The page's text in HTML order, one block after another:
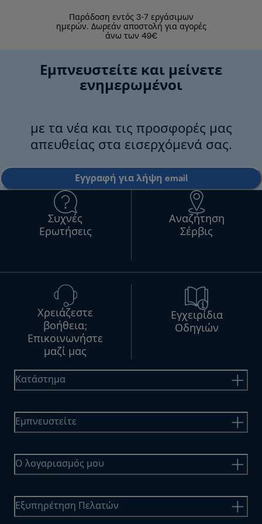
Παράδοση εντός 3-7 εργάσιμων
ημερών. Δωρεάν αποστολή για αγορές
άνω των 49€
Εμπνευστείτε και μείνετε
ενημερωμένοι
με τα νέα και τις προσφορές μας
απευθείας στα εισερχόμενά σας.
Εγγραφή για λήψη email
Συχνές
Ερωτήσεις
Αναζήτηση
Σέρβις
Χρειάζεστε
βοήθεια;
Επικοινωνήστε
μαζί μας
Εγχειρίδια
Οδηγιών
Κατάστημα
Εμπνευστείτε
Ο λογαριασμός μου
Εξυπηρέτηση Πελατών